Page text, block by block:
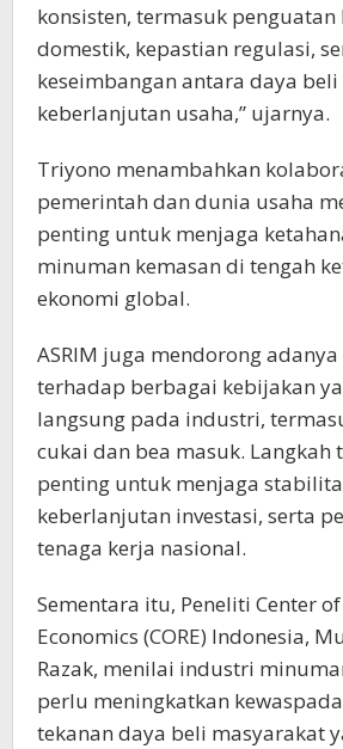
konsisten, termasuk penguatan
domestik, kepastian regulasi,
keseimbangan antara daya
keberlanjutan usaha,” ujarnya.
Triyono menambahkan
pemerintah dan dunia usaha
penting untuk menjaga
minuman kemasan di tengah
ekonomi global.
ASRIM juga mendorong
terhadap berbagai kebijakan
langsung pada industri,
cukai dan bea masuk.
penting untuk menjaga
keberlanjutan investasi, serta
tenaga kerja nasional.
Sementara itu, Peneliti Center
Economics (CORE) Indonesia,
Razak, menilai industri
perlu meningkatkan
tekanan daya beli masyarakat